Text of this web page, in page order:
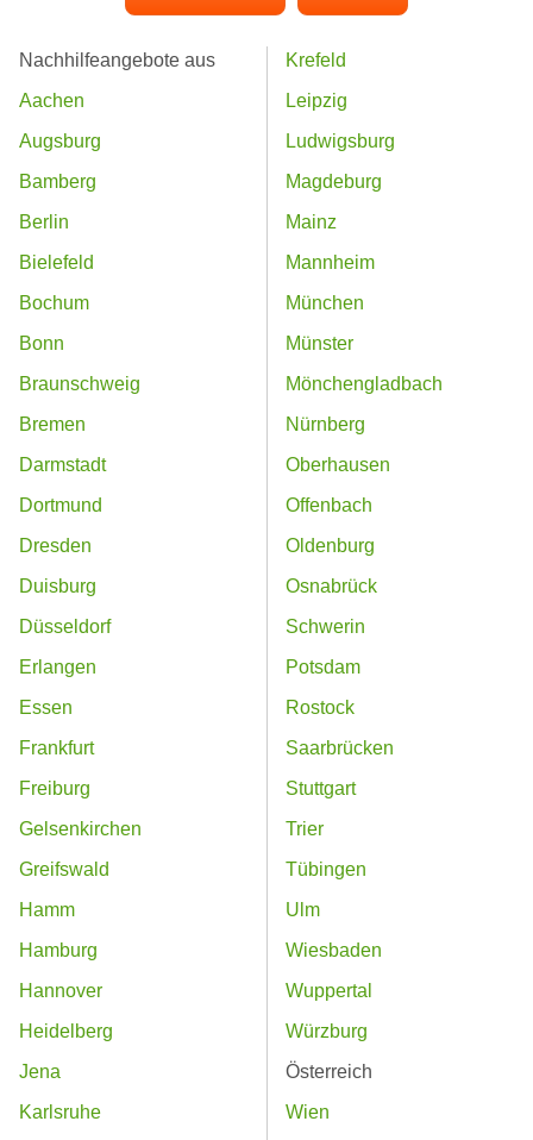
Nachhilfeangebote aus
Aachen
Augsburg
Bamberg
Berlin
Bielefeld
Bochum
Bonn
Braunschweig
Bremen
Darmstadt
Dortmund
Dresden
Duisburg
Düsseldorf
Erlangen
Essen
Frankfurt
Freiburg
Gelsenkirchen
Greifswald
Hamm
Hamburg
Hannover
Heidelberg
Jena
Karlsruhe
Krefeld
Leipzig
Ludwigsburg
Magdeburg
Mainz
Mannheim
München
Münster
Mönchengladbach
Nürnberg
Oberhausen
Offenbach
Oldenburg
Osnabrück
Schwerin
Potsdam
Rostock
Saarbrücken
Stuttgart
Trier
Tübingen
Ulm
Wiesbaden
Wuppertal
Würzburg
Österreich
Wien